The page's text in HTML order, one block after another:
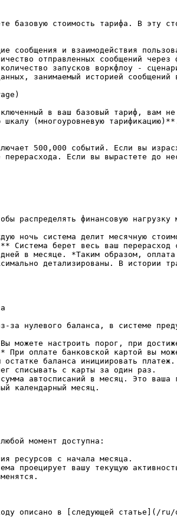
базовую стоимость тарифа. В эту
и взаимодействия
отправленных сообщений через
запусков воркфлоу -
занимаемый историей сообщений
в ваш базовый тариф, вам
(многоуровневую
500,000 событий. Если вы
Если вы вырастете до
распределять финансовую
ночь система делит месячную
берет весь ваш перерасход
в месяце. *Таким образом,
детализированы. В истории
за нулевого баланса, в системе
можете настроить порог, при
оплате банковской картой вы
календарный месяц.
момент доступна:
ресурсов с начала месяца.
проецирует вашу текущую